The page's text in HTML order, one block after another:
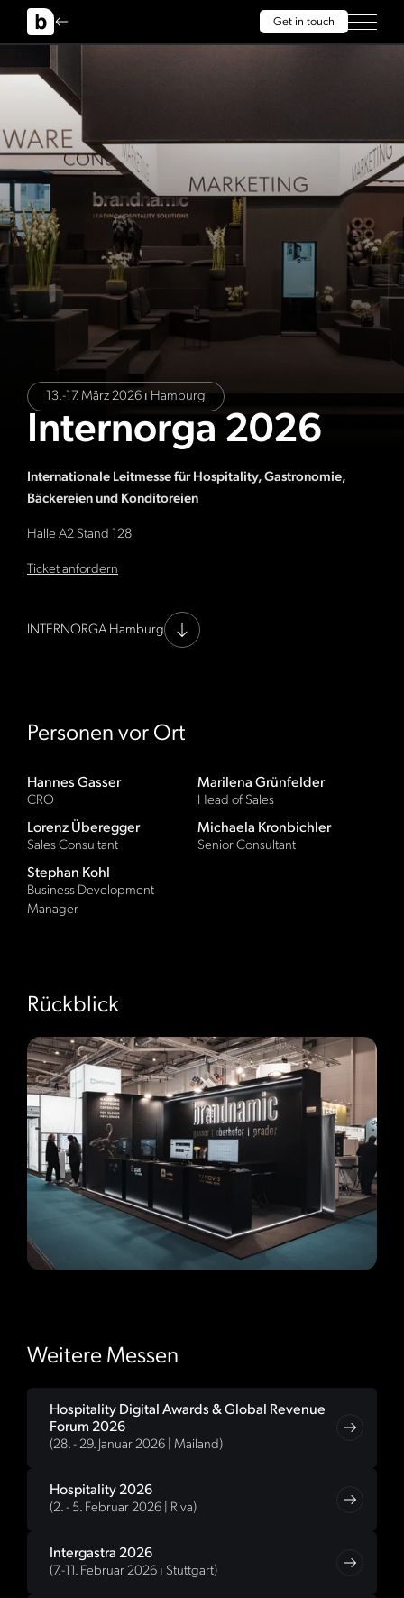
Get in touch
Internorga 2026
13.-17. März 2026 ⏐ Hamburg
Internationale Leitmesse für Hospitality, Gastronomie,
Bäckereien und Konditoreien
Halle A2 Stand 128
Ticket anfordern
INTERNORGA Hamburg
Personen vor Ort
Hannes Gasser
CRO
Marilena Grünfelder
Head of Sales
Lorenz Überegger
Sales Consultant
Michaela Kronbichler
Senior Consultant
Stephan Kohl
Business Development
Manager
Rückblick
Weitere Messen
Hospitality Digital Awards & Global Revenue
Forum 2026
(28. - 29. Januar 2026 | Mailand)
Hospitality 2026
(2. - 5. Februar 2026 | Riva)
Intergastra 2026
(7.-11. Februar 2026 ⏐ Stuttgart)